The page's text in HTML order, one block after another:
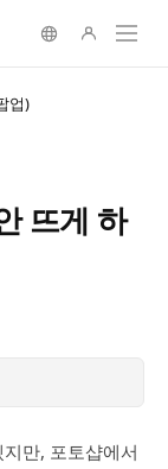
업)
뜨게 하
만, 포토샵에서